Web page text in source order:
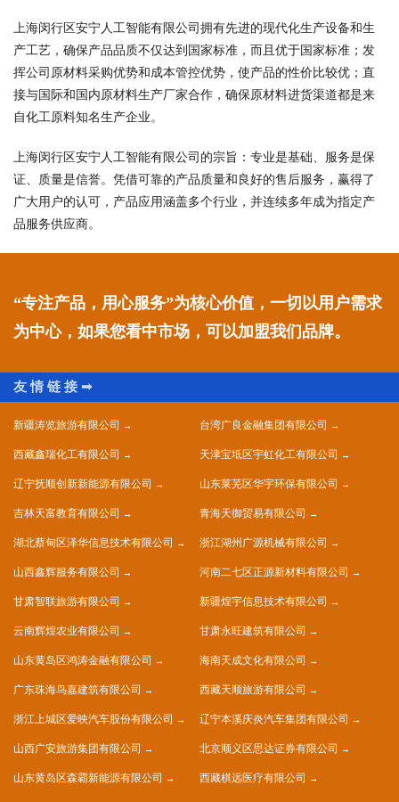
上海闵行区安宁人工智能有限公司拥有先进的现代化生产设备和生
产工艺，确保产品品质不仅达到国家标准，而且优于国家标准；发
挥公司原材料采购优势和成本管控优势，使产品的性价比较优；直
接与国际和国内原材料生产厂家合作，确保原材料进货渠道都是来
自化工原料知名生产企业。
上海闵行区安宁人工智能有限公司的宗旨：专业是基础、服务是保
证、质量是信誉。凭借可靠的产品质量和良好的售后服务，赢得了
广大用户的认可，产品应用涵盖多个行业，并连续多年成为指定产
品服务供应商。
“专注产品，用心服务”为核心价值，一切以用户需求
为中心，如果您看中市场，可以加盟我们品牌。
新疆涛览旅游有限公司 台湾广良金融集团有限公司
西藏鑫瑞化工有限公司 天津宝坻区宇虹化工有限公司
辽宁抚顺创新新能源有限公司 山东莱芜区华宇环保有限公司
吉林天富教育有限公司 青海天御贸易有限公司
湖北蔡甸区泽华信息技术有限公司 浙江湖州广源机械有限公司
山西鑫辉服务有限公司 河南二七区正源新材料有限公司
甘肃智联旅游有限公司 新疆煌宇信息技术有限公司
云南辉煌农业有限公司 甘肃永旺建筑有限公司
山东黄岛区鸿涛金融有限公司 海南天成文化有限公司
广东珠海鸟嘉建筑有限公司 西藏天顺旅游有限公司
浙江上城区爱映汽车股份有限公司 辽宁本溪庆炎汽车集团有限公司
山西广安旅游集团有限公司 北京顺义区思达证券有限公司
山东黄岛区森霸新能源有限公司 西藏棋远医疗有限公司